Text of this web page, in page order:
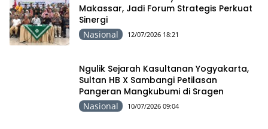
Makassar, Jadi Forum Strategis Perkuat
Sinergi
Nasional 12/07/2026 18:21
Ngulik Sejarah Kasultanan Yogyakarta,
Sultan HB X Sambangi Petilasan
Pangeran Mangkubumi di Sragen
Nasional 10/07/2026 09:04